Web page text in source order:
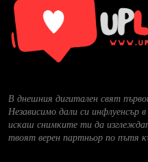
В днешния дигитален свят
Независимо дали си инфлуенсър
искаш снимките ти да
твоят верен партньор по пътя